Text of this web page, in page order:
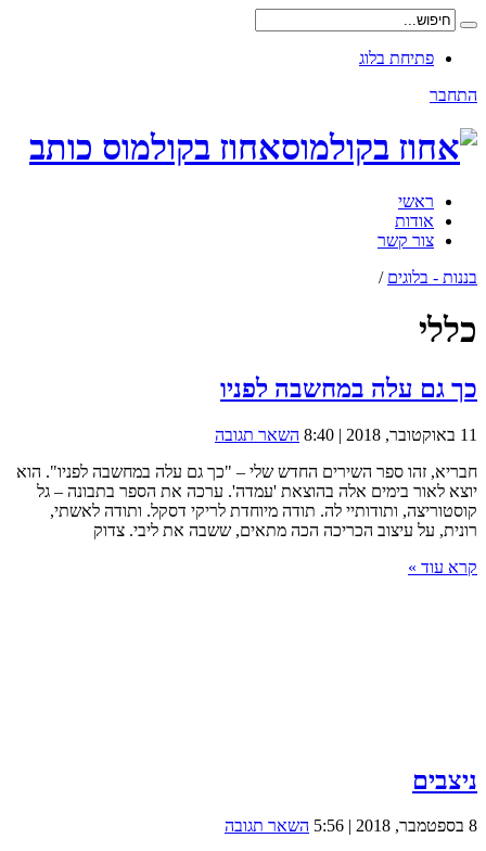
פתיחת בלוג
התחבר
אחוז בקולמוס כותב
ראשי
אודות
צור קשר
בננות - בלוגים /
כללי
כך גם עלה במחשבה לפניו
11 באוקטובר, 2018 | 8:40
השאר תגובה
חבריא, זהו ספר השירים החדש שלי – "כך גם עלה במחשבה לפניו". הוא
יוצא לאור בימים אלה בהוצאת 'עמדה'. ערכה את הספר בתבונה – גל
קוסטוריצה, ותודותיי לה. תודה מיוחדת לריקי דסקל. ותודה לאשתי,
רונית, על עיצוב הכריכה הכה מתאים, ששבה את ליבי. צדוק
קרא עוד »
ניצבים
8 בספטמבר, 2018 | 5:56
השאר תגובה